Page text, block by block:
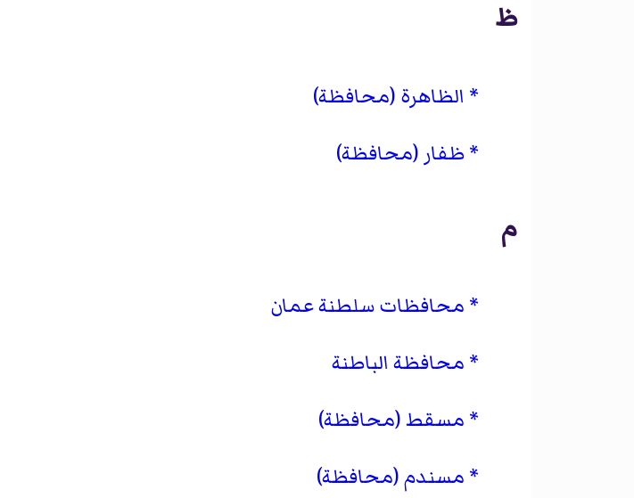
ظ
الظاهرة (محافظة)
ظفار (محافظة)
م
محافظات سلطنة عمان
محافظة الباطنة
مسقط (محافظة)
مسندم (محافظة)